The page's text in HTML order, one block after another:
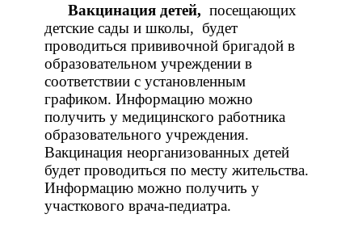
Вакцинация детей, посещающих
детские сады и школы, будет
проводиться прививочной бригадой в
образовательном учреждении в
соответствии с установленным
графиком. Информацию можно
получить у медицинского работника
образовательного учреждения.
Вакцинация неорганизованных детей
будет проводиться по месту жительства.
Информацию можно получить у
участкового врача-педиатра.